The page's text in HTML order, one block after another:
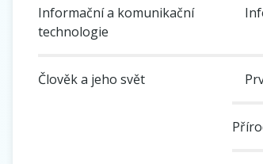
Informační a komunikační
technologie
Člověk a jeho svět